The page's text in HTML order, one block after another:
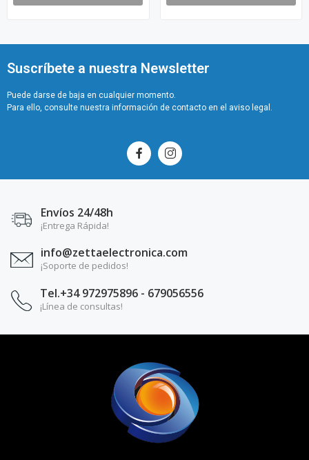
Suscríbete a nuestra Newsletter
Puede darse de baja en cualquier momento.
Para ello, consulte nuestra información de contacto en el aviso legal.
Envíos 24/48h
¡Entrega Rápida!
info@zettaelectronica.com
¡Soporte de pedidos!
Tel.+34 972975896 - 679056556
¡Línea de consultas!